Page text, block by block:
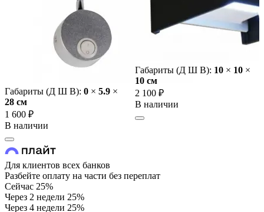
Габариты (Д Ш В): 0 × 5.9 ×
28 cм
1 600 ₽
В наличии
Габариты (Д Ш В): 10 × 10 ×
10 cм
2 100 ₽
В наличии
Для клиентов всех банков
Разбейте оплату на части без переплат
Сейчас 25%
Через 2 недели 25%
Через 4 недели 25%